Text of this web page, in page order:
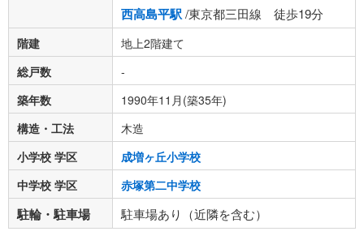
西高島平駅/東京都三田線 徒歩19分
階建
地上2階建て
総戸数
-
築年数
1990年11月(築35年)
構造・工法
木造
小学校 学区
成増ヶ丘小学校
中学校 学区
赤塚第二中学校
駐輪・駐車場 駐車場あり（近隣を含む）